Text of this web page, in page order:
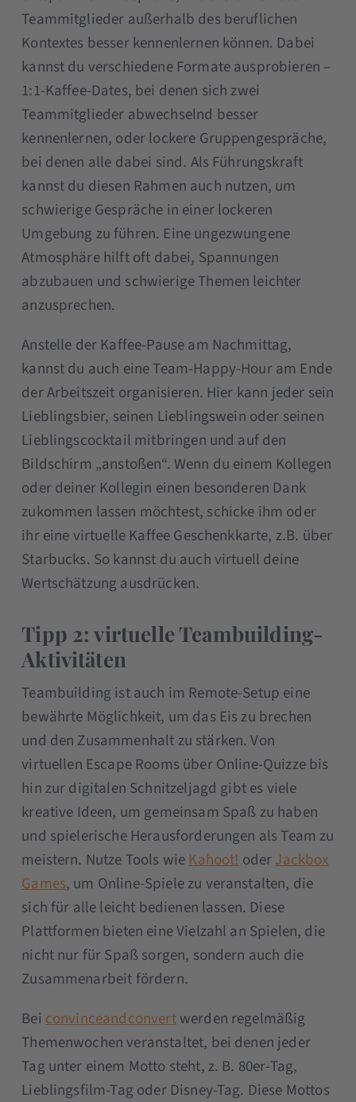
Teammitglieder außerhalb des beruflichen
Kontextes besser kennenlernen können. Dabei
kannst du verschiedene Formate ausprobieren –
1:1-Kaffee-Dates, bei denen sich zwei
Teammitglieder abwechselnd besser
kennenlernen, oder lockere Gruppengespräche,
bei denen alle dabei sind. Als Führungskraft
kannst du diesen Rahmen auch nutzen, um
schwierige Gespräche in einer lockeren
Umgebung zu führen. Eine ungezwungene
Atmosphäre hilft oft dabei, Spannungen
abzubauen und schwierige Themen leichter
anzusprechen.
Anstelle der Kaffee-Pause am Nachmittag,
kannst du auch eine Team-Happy-Hour am Ende
der Arbeitszeit organisieren. Hier kann jeder sein
Lieblingsbier, seinen Lieblingswein oder seinen
Lieblingscocktail mitbringen und auf den
Bildschirm „anstoßen“. Wenn du einem Kollegen
oder deiner Kollegin einen besonderen Dank
zukommen lassen möchtest, schicke ihm oder
ihr eine virtuelle Kaffee Geschenkkarte, z.B. über
Starbucks. So kannst du auch virtuell deine
Wertschätzung ausdrücken.
Tipp 2: virtuelle Teambuilding-
Aktivitäten
Teambuilding ist auch im Remote-Setup eine
bewährte Möglichkeit, um das Eis zu brechen
und den Zusammenhalt zu stärken. Von
virtuellen Escape Rooms über Online-Quizze bis
hin zur digitalen Schnitzeljagd gibt es viele
kreative Ideen, um gemeinsam Spaß zu haben
und spielerische Herausforderungen als Team zu
meistern. Nutze Tools wieKahoot!oderJackbox
Games, um Online-Spiele zu veranstalten, die
sich für alle leicht bedienen lassen. Diese
Plattformen bieten eine Vielzahl an Spielen, die
nicht nur für Spaß sorgen, sondern auch die
Zusammenarbeit fördern.
Bei convinceandconvertwerden regelmäßig
Themenwochen veranstaltet, bei denen jeder
Tag unter einem Motto steht, z. B. 80er-Tag,
Lieblingsfilm-Tag oder Disney-Tag. Diese Mottos